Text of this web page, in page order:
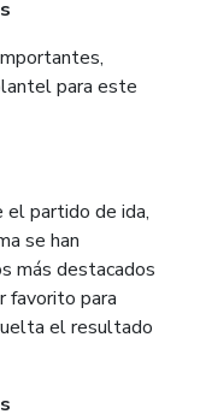
para este
el partido de ida,
se han
más destacados
favorito para
el resultado